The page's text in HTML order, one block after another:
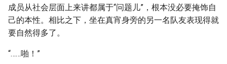
成员从社会层面上来讲都属于“问题儿”，根本没必要掩饰自
己的本性。相比之下，坐在真宵身旁的另一名队友表现得就
要自然得多了。
“……啪！”